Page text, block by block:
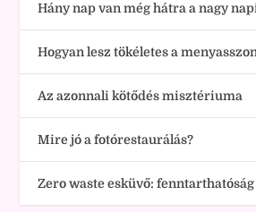
Hány nap van még hátra a nagy
Hogyan lesz tökéletes a
Az azonnali kötődés misztériuma
Mire jó a fotórestaurálás?
Zero waste esküvő: fenntarthatóság